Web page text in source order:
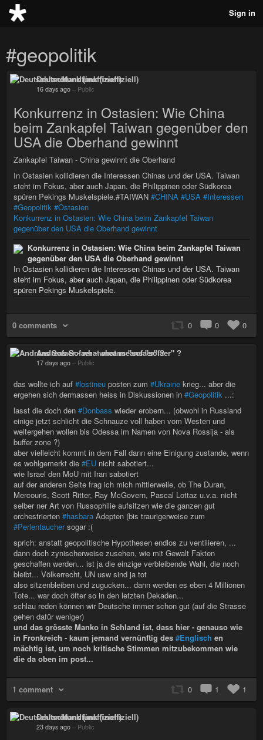
Sign in
#geopolitik
Deutschlandfunk (inoffiziell)
16 days ago – Public
Konkurrenz in Ostasien: Wie China
beim Zankapfel Taiwan gegenüber den
USA die Oberhand gewinnt
Zankapfel Taiwan - China gewinnt die Oberhand
In Ostasien kollidieren die Interessen Chinas und der USA. Taiwan
steht im Fokus, aber auch Japan, die Philippinen oder Südkorea
spüren Pekings Muskelspiele.#TAIWAN #CHINA #USA #Interessen
#Geopolitik #Ostasien
Konkurrenz in Ostasien: Wie China beim Zankapfel Taiwan
gegenüber den USA die Oberhand gewinnt
Konkurrenz in Ostasien: Wie China beim Zankapfel Taiwan
gegenüber den USA die Oberhand gewinnt
In Ostasien kollidieren die Interessen Chinas und der USA. Taiwan
steht im Fokus, aber auch Japan, die Philippinen oder Südkorea
spüren Pekings Muskelspiele.
0 comments 0 0 0
Andreas Sofaer - what means "sofaer" ?
17 days ago – Public
das wollte ich auf #lostineu posten zum #Ukraine krieg... aber die
ergehen sich dermassen heiss in Diskussionen in #Geopolitik ...:
lasst die doch den #Donbass wieder erobern... (obwohl in Russland
einige jetzt schlicht die Schnauze voll haben vom Westen und
weitergehen wollen bis Odessa im Namen von Nova Rossija - als
buffer zone ?)
aber vielleicht kommt in dem Fall dann eine Einigung zustande, wenn
es wohlgemerkt die #EU nicht sabotiert...
wie Israel den MoU mit Iran sabotiert
auf der anderen Seite frag ich mich mittlerweile, ob The Duran,
Mercouris, Scott Ritter, Ray McGovern, Pascal Lottaz u.v.a. nicht
selber ner Art von Russophilie aufsitzen wie die ganzen gut
orchestrierten #hasbara Adepten (bis traurigerweise zum
#Perlentauchersogar :(
sprich: anstatt geopolitische Hypothesen endlos zu ventilieren, ...
dann doch zynischerweise zusehen, wie mit Gewalt Fakten
geschaffen werden... ist ja die einzige verbleibende Wahl, die noch
bleibt... Völkerrecht, UN usw sind ja tot
also sitzenbleiben und zugucken... dann werden es eben 4 Millionen
Tote... war doch öfter so in den letzten Dekaden...
schlau reden können wir Deutsche immer schon gut (auf die Strasse
gehen dafür weniger)
und das grösste Manko in Schland ist, dass hier - genauso wie
in Fronkreich - kaum jemand vernünftig des #Englisch en
mächtig ist, um noch kritische Stimmen mitzubekommen wie
die da oben im post...
1 comment 0 1 1
Deutschlandfunk (inoffiziell)
23 days ago – Public